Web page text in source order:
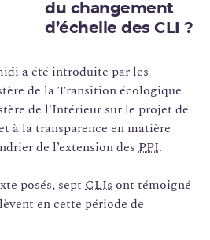
du changement
d’échelle des CLI ?
a été introduite par les
de la Transition écologique
de l'Intérieur sur le projet de
à la transparence en matière
de l’extension des PPI.
posés, sept CLIs ont témoigné
en cette période de